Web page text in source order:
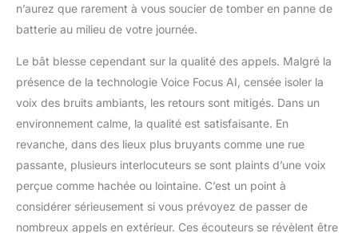
n’aurez que rarement à vous soucier de tomber en panne de
batterie au milieu de votre journée.
Le bât blesse cependant sur la qualité des appels. Malgré la
présence de la technologie Voice Focus AI, censée isoler la
voix des bruits ambiants, les retours sont mitigés. Dans un
environnement calme, la qualité est satisfaisante. En
revanche, dans des lieux plus bruyants comme une rue
passante, plusieurs interlocuteurs se sont plaints d’une voix
perçue comme hachée ou lointaine. C’est un point à
considérer sérieusement si vous prévoyez de passer de
nombreux appels en extérieur. Ces écouteurs se révèlent être